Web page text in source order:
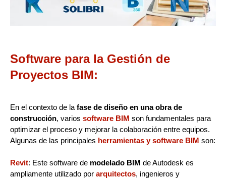
Software para la Gestión de
Proyectos BIM:
En el contexto de lafase de diseño en una obra de
construcción, varios software BIM son fundamentales para
optimizar el proceso y mejorar la colaboración entre equipos.
Algunas de las principales herramientas y software BIM son:
Revit: Este software de modelado BIM de Autodesk es
ampliamente utilizado por arquitectos, ingenieros y